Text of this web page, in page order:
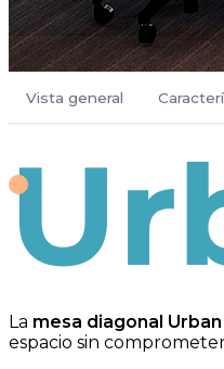
Vista general
Urban
La mesa diagonal Urban
espacio sin